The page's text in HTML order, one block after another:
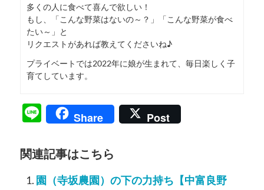
多くの人に食べて喜んで欲しい！
もし、「こんな野菜はないの～？」「こんな野菜が食べ
たい～」と
リクエストがあれば教えてくださいね♪
プライベートでは2022年に娘が生まれて、毎日楽しく子
育てしています。
LineShare Post
関連記事はこちら
園（寺坂農園）の下の力持ち【中富良野